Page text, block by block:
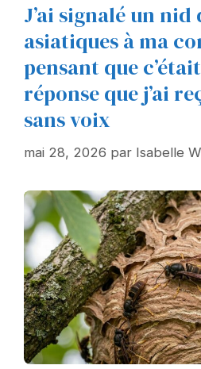
J’ai signalé un
asiatiques à ma
pensant que
réponse que j’ai
sans voix
mai 28, 2026 par Isabelle